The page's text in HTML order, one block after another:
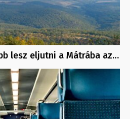
lesz eljutni a Mátrába az…